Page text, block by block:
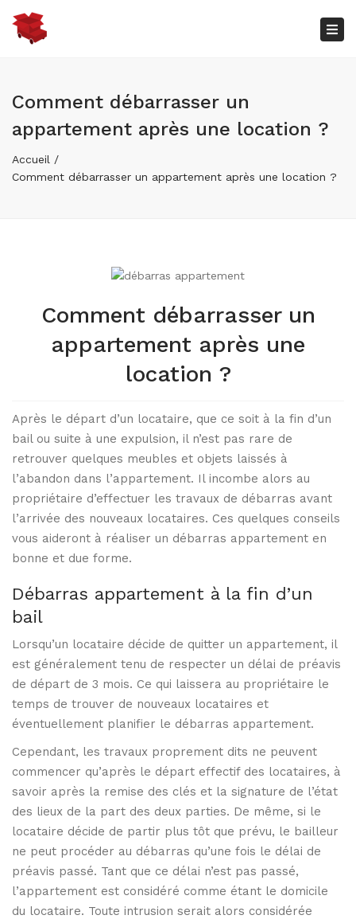
Comment débarrasser un
appartement après une location ?
Accueil
Comment débarrasser un appartement après une location ?
Comment débarrasser un
appartement après une
location ?
Après le départ d’un locataire, que ce soit à la fin d’un
bail ou suite à une expulsion, il n’est pas rare de
retrouver quelques meubles et objets laissés à
l’abandon dans l’appartement. Il incombe alors au
propriétaire d’effectuer les travaux de débarras avant
l’arrivée des nouveaux locataires. Ces quelques conseils
vous aideront à réaliser un débarras appartement en
bonne et due forme.
Débarras appartement à la fin d’un
bail
Lorsqu’un locataire décide de quitter un appartement, il
est généralement tenu de respecter un délai de préavis
de départ de 3 mois. Ce qui laissera au propriétaire le
temps de trouver de nouveaux locataires et
éventuellement planifier le débarras appartement.
Cependant, les travaux proprement dits ne peuvent
commencer qu’après le départ effectif des locataires, à
savoir après la remise des clés et la signature de l’état
des lieux de la part des deux parties. De même, si le
locataire décide de partir plus tôt que prévu, le bailleur
ne peut procéder au débarras qu’une fois le délai de
préavis passé. Tant que ce délai n’est pas passé,
l’appartement est considéré comme étant le domicile
du locataire. Toute intrusion serait alors considérée